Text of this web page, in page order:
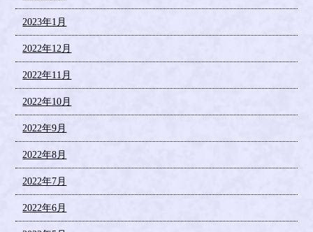
2023年1月
2022年12月
2022年11月
2022年10月
2022年9月
2022年8月
2022年7月
2022年6月